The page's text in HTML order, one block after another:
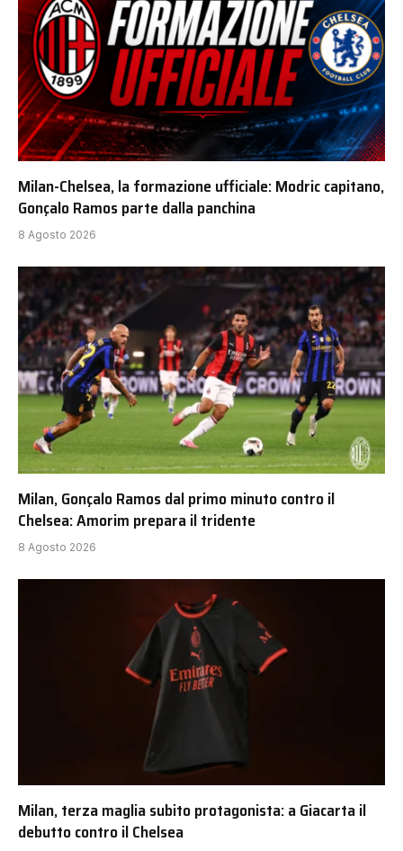
Milan-Chelsea, la formazione ufficiale: Modric capitano,
Gonçalo Ramos parte dalla panchina
8 Agosto 2026
Milan, Gonçalo Ramos dal primo minuto contro il
Chelsea: Amorim prepara il tridente
8 Agosto 2026
Milan, terza maglia subito protagonista: a Giacarta il
debutto contro il Chelsea